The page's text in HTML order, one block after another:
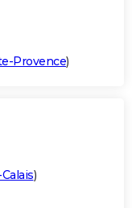
Provence)
)